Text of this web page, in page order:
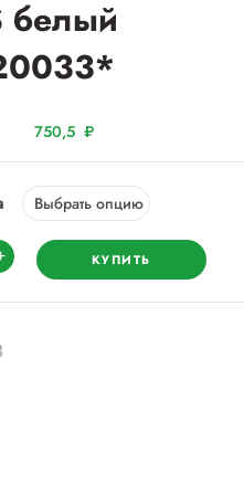
белый
750,5 ₽
КУПИТЬ